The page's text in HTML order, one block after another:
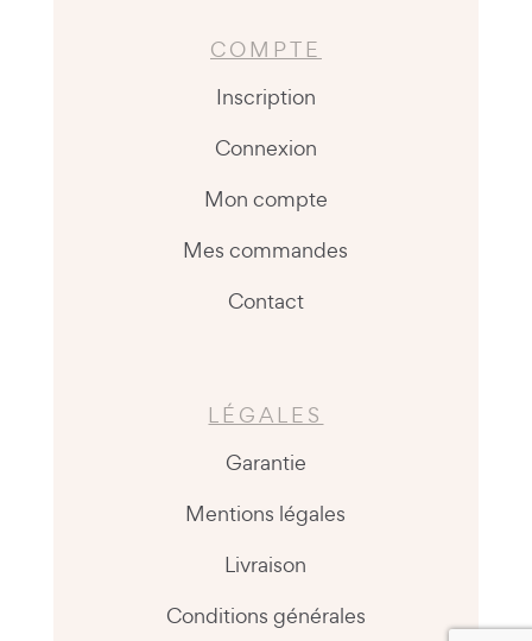
COMPTE
Inscription
Connexion
Mon compte
Mes commandes
Contact
LÉGALES
Garantie
Mentions légales
Livraison
Conditions générales